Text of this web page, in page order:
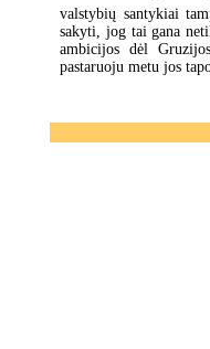
valstybių santykiai
sakyti, jog tai gana
ambicijos dėl
pastaruoju metu jos